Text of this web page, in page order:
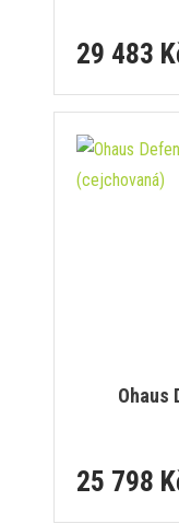
29 483
Ohaus
25 798